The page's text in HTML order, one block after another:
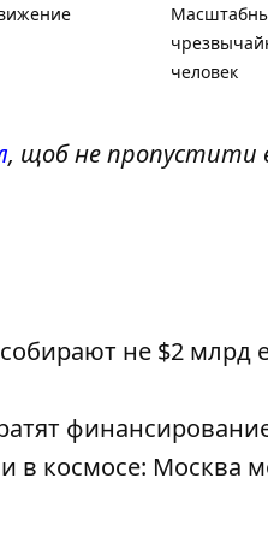
человек
, щоб не пропустити
не $2 млрд
в космосе: Москва